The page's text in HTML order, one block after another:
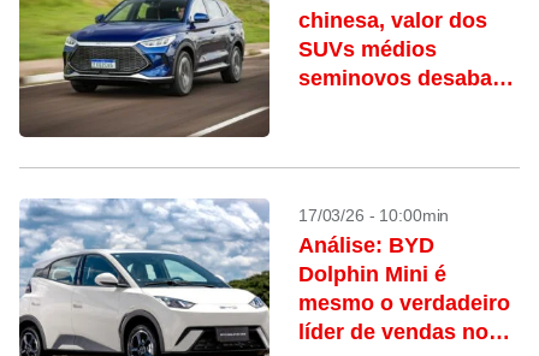
chinesa, valor dos
SUVs médios
seminovos desaba;
17/03/26 - 10:00min
Análise: BYD
Dolphin Mini é
mesmo o verdadeiro
líder de vendas no